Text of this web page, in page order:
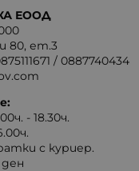
ЕООД
80, ет.3
/ 0887740434
- 18.30ч.
с куриер.